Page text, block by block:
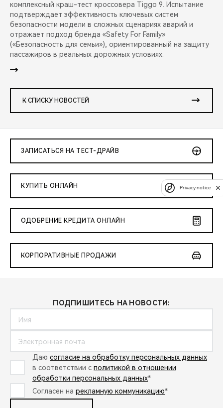
комплексный краш-тест кроссовера Tiggo 9. Испытание
подтверждает эффективность ключевых систем
безопасности модели в сложных сценариях аварий и
отражает подход бренда «Safety For Family»
(«Безопасность для семьи»), ориентированный на защиту
пассажиров в реальных дорожных условиях.
К СПИСКУ НОВОСТЕЙ
ЗАПИСАТЬСЯ НА ТЕСТ-ДРАЙВ
КУПИТЬ ОНЛАЙН
ОДОБРЕНИЕ КРЕДИТА ОНЛАЙН
КОРПОРАТИВНЫЕ ПРОДАЖИ
ПОДПИШИТЕСЬ НА НОВОСТИ:
Даю согласие на обработку персональных данных
в соответствии с политикой в отношении
обработки персональных данных*
Согласен на рекламную коммуникацию*
Privacy notice